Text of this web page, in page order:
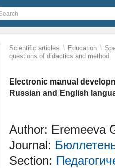
Scientific articles \ Education \
questions of didactics and method
Electronic manual
Russian and English
Author: Eremeeva
Journal:
Section: